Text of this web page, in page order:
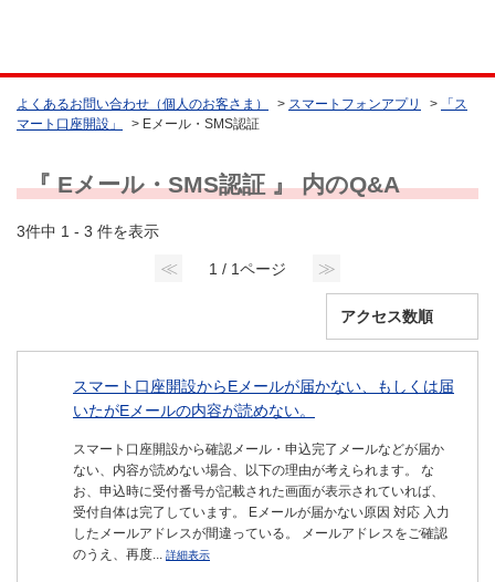
よくあるお問い合わせ（個人のお客さま） > スマートフォンアプリ >
「ス
マート口座開設」
> Eメール・SMS認証
『 Eメール・SMS認証 』 内のQ&A
3件中 1 - 3 件を表示
≪ 1 / 1ページ ≫
スマート口座開設からEメールが届かない、もしくは届
いたがEメールの内容が読めない。
スマート口座開設から確認メール・申込完了メールなどが届か
ない、内容が読めない場合、以下の理由が考えられます。 な
お、申込時に受付番号が記載された画面が表示されていれば、
受付自体は完了しています。 Eメールが届かない原因 対応 入力
したメールアドレスが間違っている。 メールアドレスをご確認
のうえ、再度... 詳細表示